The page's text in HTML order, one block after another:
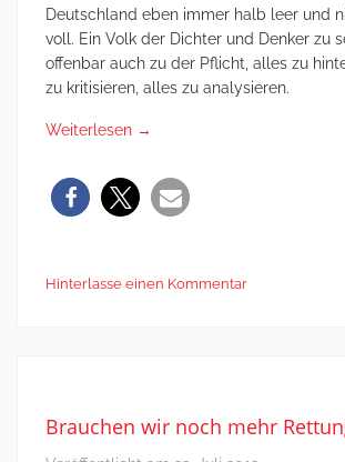
Deutschland eben immer halb leer und
voll. Ein Volk der Dichter und Denker zu
offenbar auch zu der Pflicht, alles zu
zu kritisieren, alles zu analysieren.
Weiterlesen →
Hinterlasse einen Kommentar
Brauchen wir noch mehr